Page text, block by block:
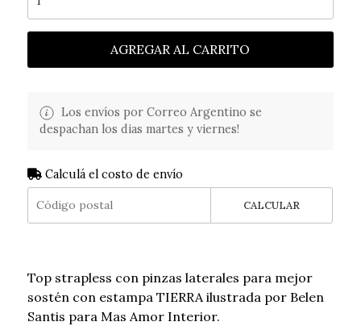
AGREGAR AL CARRITO
Los envíos por Correo Argentino se
despachan los dias martes y viernes!
Calculá el costo de envío
CALCULAR
Top strapless con pinzas laterales para mejor
sostén con estampa TIERRA ilustrada por Belen
Santis para Mas Amor Interior.